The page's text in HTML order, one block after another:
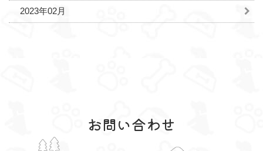
2023年02月
お問い合わせ